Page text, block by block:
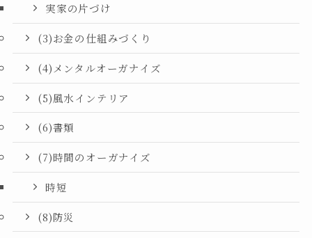
実家の片づけ
(3)お金の仕組みづくり
(4)メンタルオーガナイズ
(5)風水インテリア
(6)書類
(7)時間のオーガナイズ
時短
(8)防災